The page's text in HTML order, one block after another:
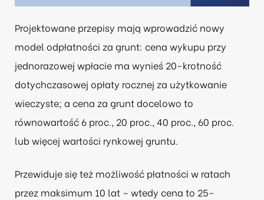
Projektowane przepisy mają wprowadzić nowy
model odpłatności za grunt: cena wykupu przy
jednorazowej wpłacie ma wynieś 20-krotność
dotychczasowej opłaty rocznej za użytkowanie
wieczyste; a cena za grunt docelowo to
równowartość 6 proc., 20 proc., 40 proc., 60 proc.
lub więcej wartości rynkowej gruntu.
Przewiduje się też możliwość płatności w ratach
przez maksimum 10 lat – wtedy cena to 25-